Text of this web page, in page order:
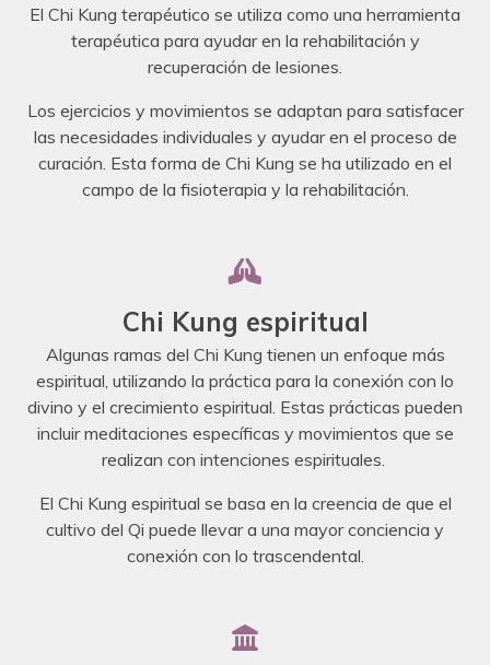
El Chi Kung terapéutico se utiliza como una herramienta
terapéutica para ayudar en la rehabilitación y
recuperación de lesiones.
Los ejercicios y movimientos se adaptan para satisfacer
las necesidades individuales y ayudar en el proceso de
curación. Esta forma de Chi Kung se ha utilizado en el
campo de la fisioterapia y la rehabilitación.
Chi Kung espiritual
Algunas ramas del Chi Kung tienen un enfoque más
espiritual, utilizando la práctica para la conexión con lo
divino y el crecimiento espiritual. Estas prácticas pueden
incluir meditaciones específicas y movimientos que se
realizan con intenciones espirituales.
El Chi Kung espiritual se basa en la creencia de que el
cultivo del Qi puede llevar a una mayor conciencia y
conexión con lo trascendental.